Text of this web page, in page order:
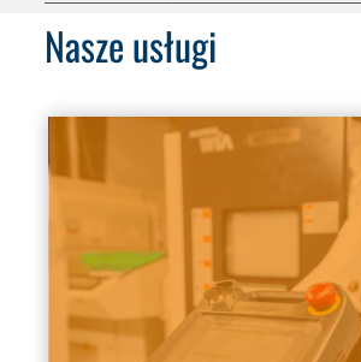
Nasze usługi